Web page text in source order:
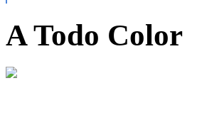
A Todo Color